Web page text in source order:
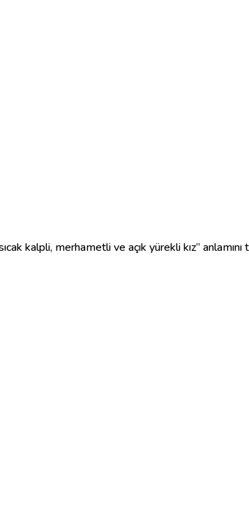
kalpli, merhametli ve açık yürekli kız” anlamını